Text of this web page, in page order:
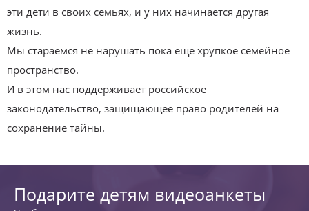
эти дети в своих семьях, и у них начинается другая
жизнь.
Мы стараемся не нарушать пока еще хрупкое семейное
пространство.
И в этом нас поддерживает российское
законодательство, защищающее право родителей на
сохранение тайны.
Подарите детям видеоанкеты